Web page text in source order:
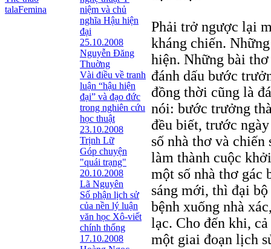
talaFemina
niệm và chủ
nghĩa Hậu hiện
đại
25.10.2008
Nguyễn Đăng
Thuờng
Vài điều về tranh
luận “hậu hiện
đại” và đạo đức
trong nghiên cứu
học thuật
23.10.2008
Trịnh Lữ
Góp chuyện
"quái trạng"
20.10.2008
Lã Nguyên
Số phận lịch sử
của nền lý luận
văn học Xô-viết
chính thống
17.10.2008
Phải trở ngược lại
kháng chiến.
hiện. Những bài
đánh dấu bước
đồng thời cũng là
nói: bước trưởng
đều biết, trước
số nhà thơ và
làm thành cuộc
một số nhà thơ gác
sáng mới, thì đại
bệnh xuống nhà
lạc. Cho đến khi,
một giai đoạn lịch